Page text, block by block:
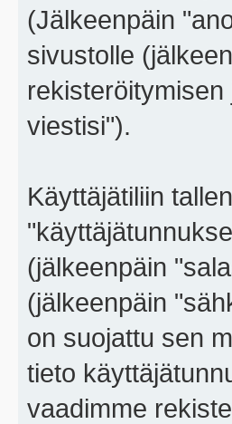
(Jälkeenpäin
sivustolle
viestisi").
Käyttäjätiliin
(jälkeenpäin
(jälkeenpäin
on suojattu sen
tieto
vaadimme